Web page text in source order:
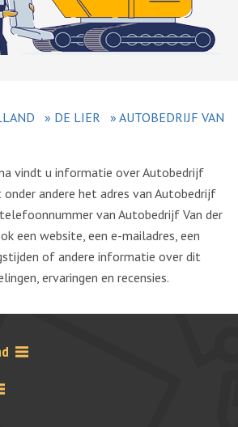
» DE LIER » AUTOBEDRIJF VAN
vindt u informatie over Autobedrijf
onder andere het adres van Autobedrijf
van Autobedrijf Van der
een website, een e-mailadres, een
of andere informatie over dit
ervaringen en recensies.